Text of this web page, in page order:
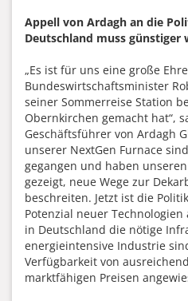
Appell von Ardagh an die
Deutschland muss günstiger
„Es ist für uns eine große
Bundeswirtschaftsminister
seiner Sommerreise Station
Obernkirchen gemacht hat“,
Geschäftsführer von Ardagh
unserer NextGen Furnace
gegangen und haben
gezeigt, neue Wege zur
beschreiten. Jetzt ist die
Potenzial neuer
in Deutschland die nötige
energieintensive Industrie
Verfügbarkeit von
marktfähigen Preisen